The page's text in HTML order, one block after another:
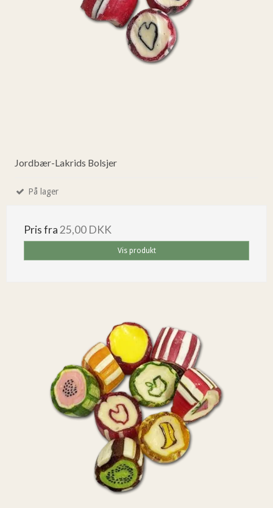
Jordbær-Lakrids Bolsjer
På lager
Pris fra 25,00 DKK
Vis produkt